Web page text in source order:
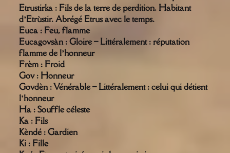
Etrustirka : Fils de la terre de perdition. Habitant
d’Etrùstir. Abrégé Etrus avec le temps.
Euca : Feu, flamme
Eucagovsàn : Gloire – Littéralement : réputation
flamme de l’honneur
Frèm : Froid
Gov : Honneur
Govdèn : Vénérable – Littéralement : celui qui détient
l’honneur
Ha : Souffle céleste
Ka : Fils
Kèndé : Gardien
Ki : Fille